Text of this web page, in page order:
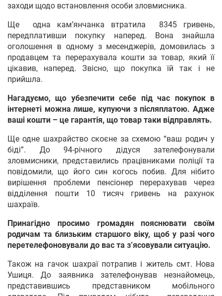
заходи щодо встановлення особи зловмисника.
Ще одна кам’янчанка втратила 8345 гривень,
передплативши покупку наперед. Вона знайшла
оголошення в одному з месенджерів, домовилась з
продавцем та перерахувала кошти за товар, який її
цікавив, наперед. Звісно, що покупка їй так і не
прийшла.
Нагадуємо, що убезпечити себе під час покупок в
інтернеті можна лише, купуючи з післяплатою. Адже
ваші кошти – це гарантія, що товар таки відправлять.
Ще одне шахрайство скоєне за схемою “ваш родич у
біді”. До 94-річного дідуся зателефонували
зловмисники, представились працівниками поліції та
повідомили, що його син когось побив. Для нібито
вирішення проблеми пенсіонер перерахував через
відділення пошти 10 тисяч гривень на рахунок
шахраїв.
Принагідно просимо громадян пояснювати своїм
родичам та близьким старшого віку, щоб у разі чого
перетелефоновували до вас та з’ясовували ситуацію.
Також на гачок шахраї потрапив і житель смт. Нова
Ушиця. До заявника зателефонував незнайомець,
представившись представником мобільного